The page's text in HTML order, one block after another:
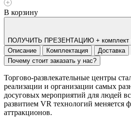
В корзину
ПОЛУЧИТЬ ПРЕЗЕНТАЦИЮ + комплект
Описание
Комплектация Доставка
Почему стоит заказать у нас?
Торгово-развлекательные центры
реализации и организации самых
досуговых мероприятий для людей
развитием VR технологий меняется
аттракционов.